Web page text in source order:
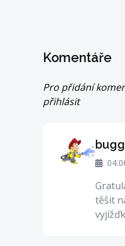
Komentáře
Pro přidání
přihlásit
těšit